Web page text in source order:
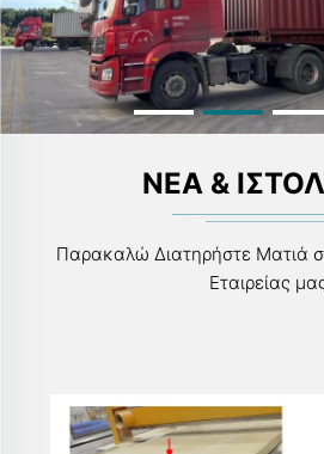
ΝΈΑ &
Παρακαλώ Διατηρήστε Ματιά
Εταιρείας